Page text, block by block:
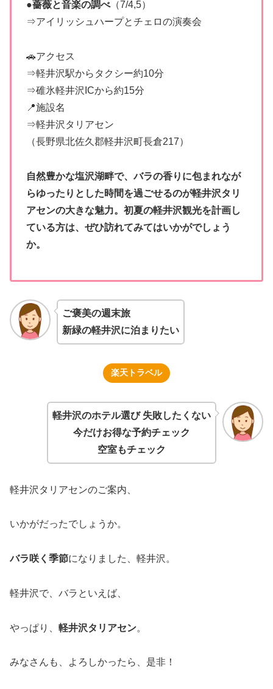
●薔薇と音楽の調べ（7/4,5）
⇒アイリッシュハープとチェロの演奏会
🚗アクセス
⇒軽井沢駅からタクシー約10分
⇒碓氷軽井沢ICから約15分
📍施設名
⇒軽井沢タリアセン
（長野県北佐久郡軽井沢町長倉217）
自然豊かな塩沢湖畔で、バラの香りに包まれなが
らゆったりとした時間を過ごせるのが軽井沢タリ
アセンの大きな魅力。初夏の軽井沢観光を計画し
ている方は、ぜひ訪れてみてはいかがでしょう
か。
ご褒美の週末旅
新緑の軽井沢に泊まりたい
楽天トラベル
軽井沢のホテル選び 失敗したくない
今だけお得な予約チェック
空室もチェック
軽井沢タリアセンのご案内、
いかがだったでしょうか。
バラ咲く季節になりました、軽井沢。
軽井沢で、バラといえば、
やっぱり、 軽井沢タリアセン。
みなさんも、よろしかったら、是非！